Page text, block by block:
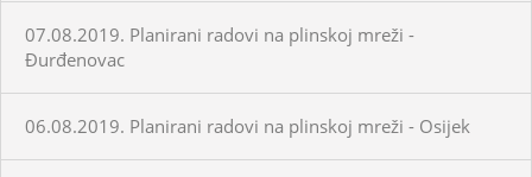
07.08.2019. Planirani radovi na plinskoj mreži -
Đurđenovac
06.08.2019. Planirani radovi na plinskoj mreži - Osijek